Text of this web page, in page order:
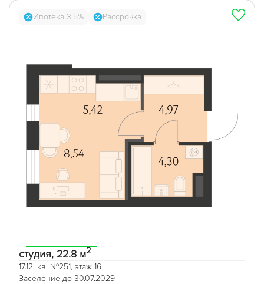
Ипотека 3,5% Рассрочка
студия, 22.8 м2
17.12, кв. №251, этаж 16
Заселение до 30.07.2029